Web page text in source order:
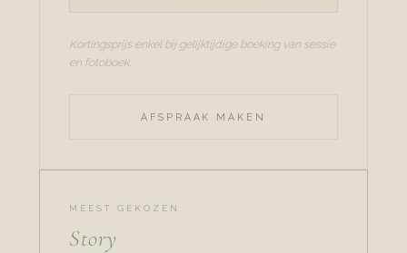
Kortingsprijs enkel bij gelijktijdige boeking van sessie
én fotoboek.
AFSPRAAK MAKEN
MEEST GEKOZEN
Story